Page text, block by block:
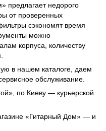
предлагает недорого
от проверенных
сэкономят время
можно
корпуса, количеству
в нашем каталоге, даем
обслуживание.
по Киеву — курьерской
«Гитарный Дом» — и